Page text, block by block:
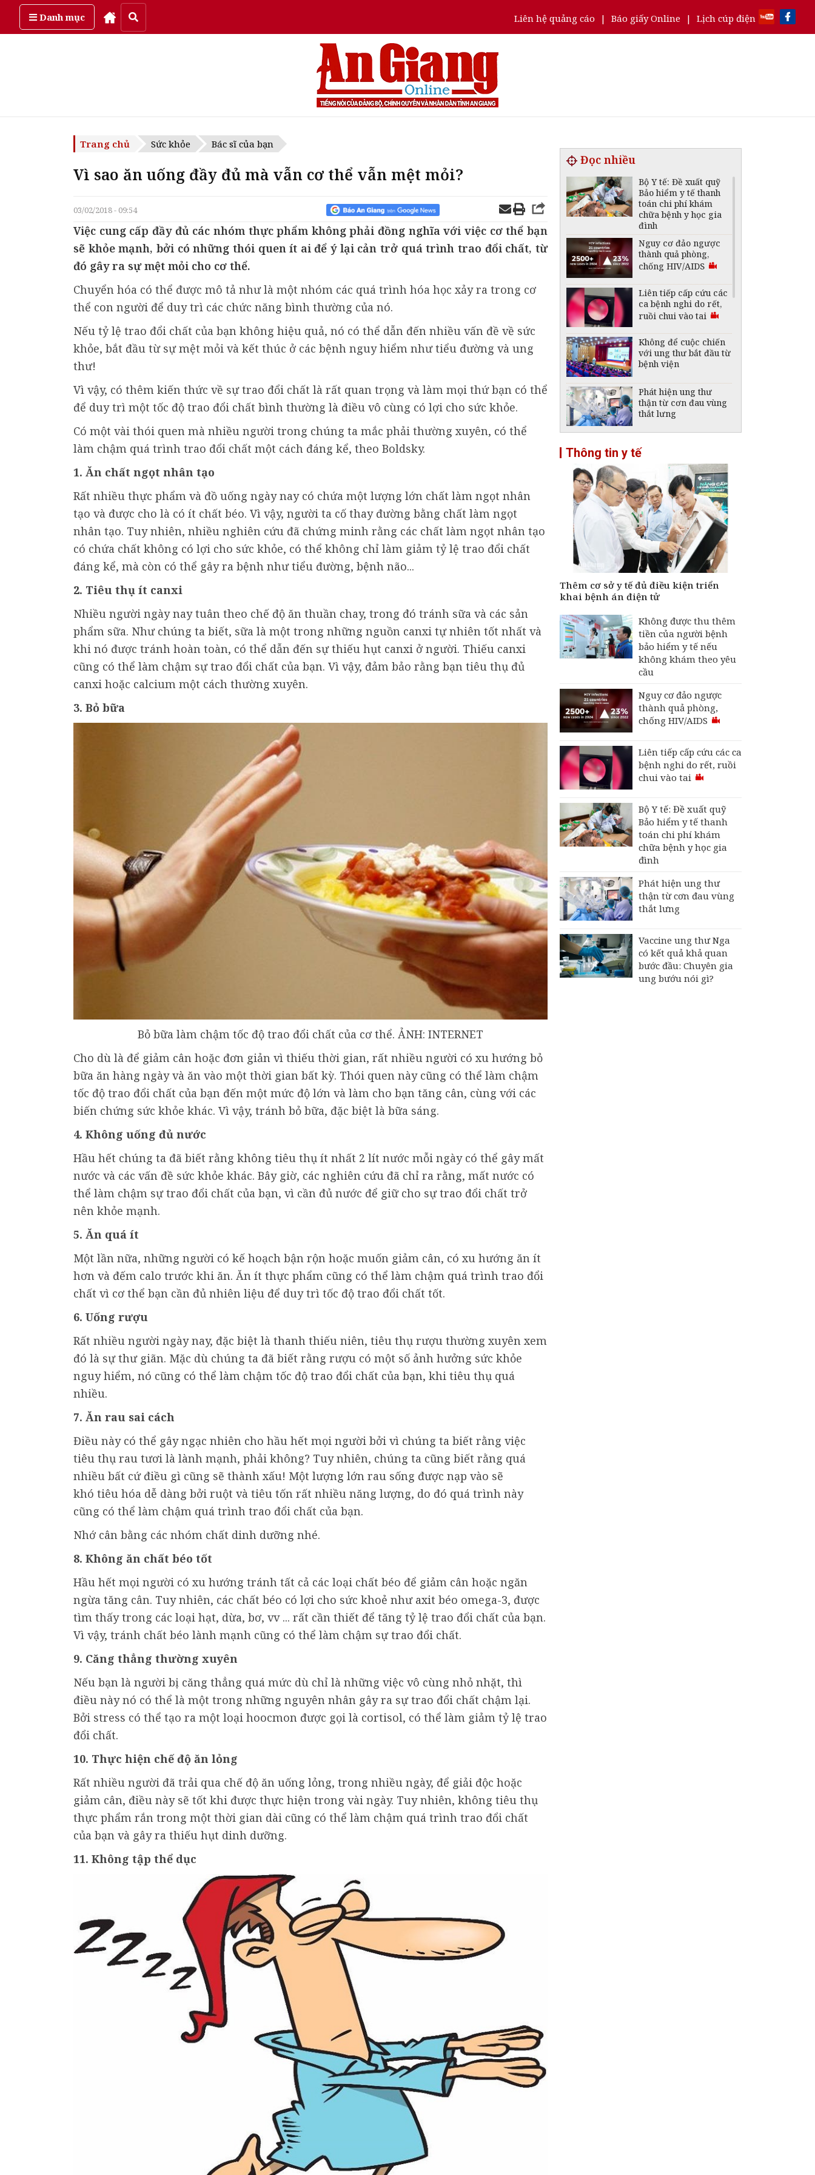
Danh mục Liên hệ quảng cáo | Báo giấy Online | Lịch cúp điện
Thứ bảy, ngày 8/08/2026
Trang chủ Sức khỏe Bác sĩ của bạn
Vì sao ăn uống đầy đủ mà vẫn cơ thể vẫn mệt mỏi?
03/02/2018 - 09:54
Việc cung cấp đầy đủ các nhóm thực phẩm không phải đồng nghĩa với việc cơ thể bạn
sẽ khỏe mạnh, bởi có những thói quen ít ai để ý lại cản trở quá trình trao đổi chất, từ
đó gây ra sự mệt mỏi cho cơ thể.
Chuyển hóa có thể được mô tả như là một nhóm các quá trình hóa học xảy ra trong cơ
thể con người để duy trì các chức năng bình thường của nó.
Nếu tỷ lệ trao đổi chất của bạn không hiệu quả, nó có thể dẫn đến nhiều vấn đề về sức
khỏe, bắt đầu từ sự mệt mỏi và kết thúc ở các bệnh nguy hiểm như tiểu đường và ung
thư!
Vì vậy, có thêm kiến thức về sự trao đổi chất là rất quan trọng và làm mọi thứ bạn có thể
để duy trì một tốc độ trao đổi chất bình thường là điều vô cùng có lợi cho sức khỏe.
Có một vài thói quen mà nhiều người trong chúng ta mắc phải thường xuyên, có thể
làm chậm quá trình trao đổi chất một cách đáng kể, theo Boldsky.
1. Ăn chất ngọt nhân tạo
Rất nhiều thực phẩm và đồ uống ngày nay có chứa một lượng lớn chất làm ngọt nhân
tạo và được cho là có ít chất béo. Vì vậy, người ta cố thay đường bằng chất làm ngọt
nhân tạo. Tuy nhiên, nhiều nghiên cứu đã chứng minh rằng các chất làm ngọt nhân tạo
có chứa chất không có lợi cho sức khỏe, có thể không chỉ làm giảm tỷ lệ trao đổi chất
đáng kể, mà còn có thể gây ra bệnh như tiểu đường, bệnh não...
2. Tiêu thụ ít canxi
Nhiều người ngày nay tuân theo chế độ ăn thuần chay, trong đó tránh sữa và các sản
phẩm sữa. Như chúng ta biết, sữa là một trong những nguồn canxi tự nhiên tốt nhất và
khi nó được tránh hoàn toàn, có thể dẫn đến sự thiếu hụt canxi ở người. Thiếu canxi
cũng có thể làm chậm sự trao đổi chất của bạn. Vì vậy, đảm bảo rằng bạn tiêu thụ đủ
canxi hoặc calcium một cách thường xuyên.
3. Bỏ bữa
Bỏ bữa làm chậm tốc độ trao đổi chất của cơ thể. ẢNH: INTERNET
Cho dù là để giảm cân hoặc đơn giản vì thiếu thời gian, rất nhiều người có xu hướng bỏ
bữa ăn hàng ngày và ăn vào một thời gian bất kỳ. Thói quen này cũng có thể làm chậm
tốc độ trao đổi chất của bạn đến một mức độ lớn và làm cho bạn tăng cân, cùng với các
biến chứng sức khỏe khác. Vì vậy, tránh bỏ bữa, đặc biệt là bữa sáng.
4. Không uống đủ nước
Hầu hết chúng ta đã biết rằng không tiêu thụ ít nhất 2 lít nước mỗi ngày có thể gây mất
nước và các vấn đề sức khỏe khác. Bây giờ, các nghiên cứu đã chỉ ra rằng, mất nước có
thể làm chậm sự trao đổi chất của bạn, vì cần đủ nước để giữ cho sự trao đổi chất trở
nên khỏe mạnh.
5. Ăn quá ít
Một lần nữa, những người có kế hoạch bận rộn hoặc muốn giảm cân, có xu hướng ăn ít
hơn và đếm calo trước khi ăn. Ăn ít thực phẩm cũng có thể làm chậm quá trình trao đổi
chất vì cơ thể bạn cần đủ nhiên liệu để duy trì tốc độ trao đổi chất tốt.
6. Uống rượu
Rất nhiều người ngày nay, đặc biệt là thanh thiếu niên, tiêu thụ rượu thường xuyên xem
đó là sự thư giãn. Mặc dù chúng ta đã biết rằng rượu có một số ảnh hưởng sức khỏe
nguy hiểm, nó cũng có thể làm chậm tốc độ trao đổi chất của bạn, khi tiêu thụ quá
nhiều.
7. Ăn rau sai cách
Điều này có thể gây ngạc nhiên cho hầu hết mọi người bởi vì chúng ta biết rằng việc
tiêu thụ rau tươi là lành mạnh, phải không? Tuy nhiên, chúng ta cũng biết rằng quá
nhiều bất cứ điều gì cũng sẽ thành xấu! Một lượng lớn rau sống được nạp vào sẽ
khó tiêu hóa dễ dàng bởi ruột và tiêu tốn rất nhiều năng lượng, do đó quá trình này
cũng có thể làm chậm quá trình trao đổi chất của bạn.
Nhớ cân bằng các nhóm chất dinh dưỡng nhé.
8. Không ăn chất béo tốt
Hầu hết mọi người có xu hướng tránh tất cả các loại chất béo để giảm cân hoặc ngăn
ngừa tăng cân. Tuy nhiên, các chất béo có lợi cho sức khoẻ như axit béo omega-3, được
tìm thấy trong các loại hạt, dừa, bơ, vv ... rất cần thiết để tăng tỷ lệ trao đổi chất của bạn.
Vì vậy, tránh chất béo lành mạnh cũng có thể làm chậm sự trao đổi chất.
9. Căng thẳng thường xuyên
Nếu bạn là người bị căng thẳng quá mức dù chỉ là những việc vô cùng nhỏ nhặt, thì
điều này nó có thể là một trong những nguyên nhân gây ra sự trao đổi chất chậm lại.
Bởi stress có thể tạo ra một loại hoocmon được gọi là cortisol, có thể làm giảm tỷ lệ trao
đổi chất.
10. Thực hiện chế độ ăn lỏng
Rất nhiều người đã trải qua chế độ ăn uống lỏng, trong nhiều ngày, để giải độc hoặc
giảm cân, điều này sẽ tốt khi được thực hiện trong vài ngày. Tuy nhiên, không tiêu thụ
thực phẩm rắn trong một thời gian dài cũng có thể làm chậm quá trình trao đổi chất
của bạn và gây ra thiếu hụt dinh dưỡng.
11. Không tập thể dục
Đọc nhiều
Bộ Y tế: Đề xuất quỹ
Bảo hiểm y tế thanh
toán chi phí khám
chữa bệnh y học gia
đình
Nguy cơ đảo ngược
thành quả phòng,
chống HIV/AIDS
Liên tiếp cấp cứu các
ca bệnh nghi do rết,
ruồi chui vào tai
Không để cuộc chiến
với ung thư bắt đầu từ
bệnh viện
Phát hiện ung thư
thận từ cơn đau vùng
thắt lưng
tiền của người bệnh
bảo hiểm y tế nếu
không khám theo yêu
cầu
Vaccine ung thư Nga
có kết quả khả quan
bước đầu: Chuyên gia
ung bướu nói gì?
Hội chứng sợ "bỏ lỡ
điện thoại" đang lan
rộng, ảnh hưởng
không nhỏ đến đời
sống
điều kiện triển khai
bệnh án điện tử
Thông tin y tế
Thêm cơ sở y tế đủ điều kiện triển
khai bệnh án điện tử
Không được thu thêm
tiền của người bệnh
bảo hiểm y tế nếu
không khám theo yêu
cầu
Nguy cơ đảo ngược
thành quả phòng,
chống HIV/AIDS
Liên tiếp cấp cứu các ca
bệnh nghi do rết, ruồi
chui vào tai
Bộ Y tế: Đề xuất quỹ
Bảo hiểm y tế thanh
toán chi phí khám
chữa bệnh y học gia
đình
Phát hiện ung thư
thận từ cơn đau vùng
thắt lưng
Vaccine ung thư Nga
có kết quả khả quan
bước đầu: Chuyên gia
ung bướu nói gì?